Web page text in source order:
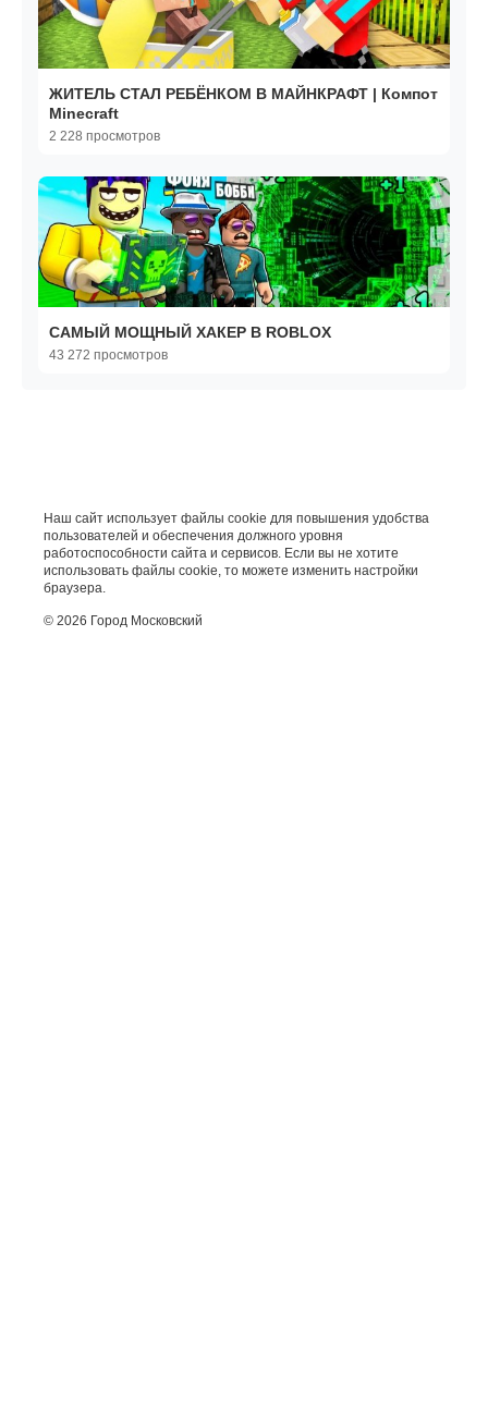
ЖИТЕЛЬ СТАЛ РЕБЁНКОМ В МАЙНКРАФТ | Компот
Minecraft
2 228 просмотров
САМЫЙ МОЩНЫЙ ХАКЕР В ROBLOX
43 272 просмотров
Наш сайт использует файлы cookie для повышения удобства
пользователей и обеспечения должного уровня
работоспособности сайта и сервисов. Если вы не хотите
использовать файлы cookie, то можете изменить настройки
браузера.
© 2026 Город Московский